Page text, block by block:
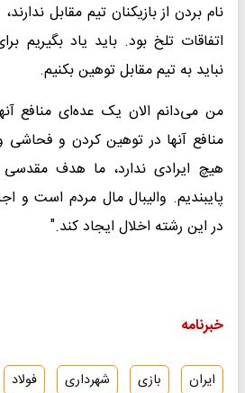
نام بردن از بازیکنان تیم مقابل
اتفاقات تلخ بود. باید یاد بگیریم
نباید به تیم مقابل توهین بکنیم.
من می‌دانم الان یک عده‌ای منافع
منافع آنها در توهین کردن و
هیچ ایرادی ندارد، ما هدف
پایبندیم. والیبال مال مردم است و
در این رشته اخلال ایجاد کند."
خبرنامه
ایران بازی شهرداری فولاد